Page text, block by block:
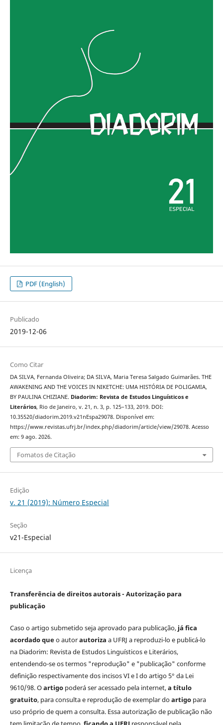
PDF (English)
Publicado
2019-12-06
Como Citar
DA SILVA, Fernanda Oliveira; DA SILVA, Maria Teresa Salgado Guimarães. THE
AWAKENING AND THE VOICES IN NIKETCHE: UMA HISTÓRIA DE POLIGAMIA,
BY PAULINA CHIZIANE. Diadorim: Revista de Estudos Linguísticos e
Literários, Rio de Janeiro, v. 21, n. 3, p. 125–133, 2019. DOI:
10.35520/diadorim.2019.v21nEspa29078. Disponível em:
https://www.revistas.ufrj.br/index.php/diadorim/article/view/29078. Acesso
em: 9 ago. 2026.
Fomatos de Citação
Edição
v. 21 (2019): Número Especial
Seção
v21-Especial
Licença
Transferência de direitos autorais - Autorização para
publicação
Caso o artigo submetido seja aprovado para publicação, já fica
acordado queo autorautoriza a UFRJ a reproduzi-lo e publicá-lo
na Diadorim: Revista de Estudos Linguísticos e Literários,
entendendo-se os termos "reprodução" e "publicação" conforme
definição respectivamente dos incisos VI e I do artigo 5° da Lei
9610/98. Oartigopoderá ser acessado pela internet,a título
gratuito, para consulta e reprodução de exemplar doartigopara
uso próprio de quem a consulta. Essa autorização de publicação não